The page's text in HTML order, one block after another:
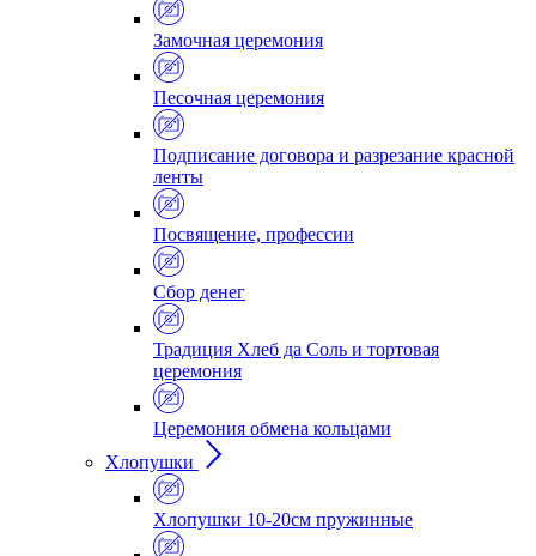
Замочная церемония
Песочная церемония
Подписание договора и разрезание красной
ленты
Посвящение, профессии
Сбор денег
Традиция Хлеб да Соль и тортовая
церемония
Церемония обмена кольцами
Хлопушки
Хлопушки 10-20см пружинные